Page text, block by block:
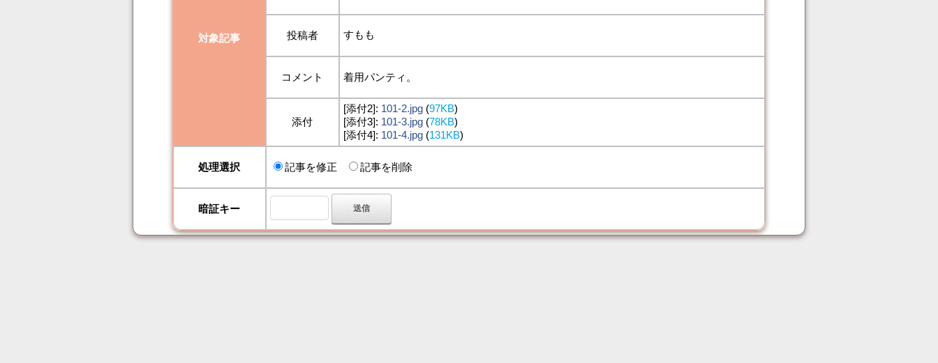
対象記事 投稿者 すもも
コメント 着用パンティ。
添付
[添付2]: 101-2.jpg(97KB)
[添付3]: 101-3.jpg(78KB)
[添付4]: 101-4.jpg(131KB)
処理選択 記事を修正 記事を削除
暗証キー